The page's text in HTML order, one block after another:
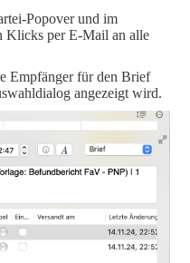
Popover und im
Klicks per E-Mail an alle
Empfänger für den Brief
angezeigt wird.